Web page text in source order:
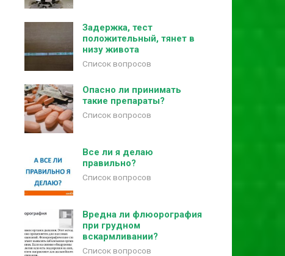
Задержка, тест
положительный, тянет в
низу живота
Список вопросов
Опасно ли принимать
такие препараты?
Список вопросов
Все ли я делаю
правильно?
Список вопросов
Вредна ли флюорография
при грудном
вскармливании?
Список вопросов